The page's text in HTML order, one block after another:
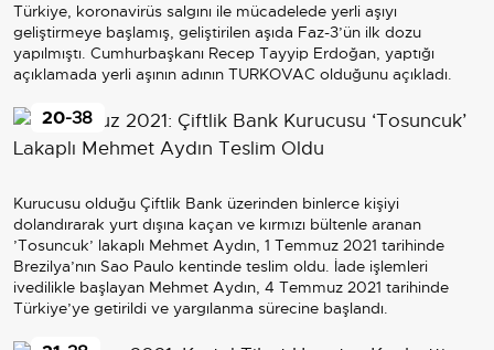
Türkiye, koronavirüs salgını ile mücadelede yerli aşıyı
geliştirmeye başlamış, geliştirilen aşıda Faz-3’ün ilk dozu
yapılmıştı. Cumhurbaşkanı Recep Tayyip Erdoğan, yaptığı
açıklamada yerli aşının adının TURKOVAC olduğunu açıkladı.
Kurucusu olduğu Çiftlik Bank üzerinden binlerce kişiyi
dolandırarak yurt dışına kaçan ve kırmızı bültenle aranan
’Tosuncuk’ lakaplı Mehmet Aydın, 1 Temmuz 2021 tarihinde
Brezilya’nın Sao Paulo kentinde teslim oldu. İade işlemleri
ivedilikle başlayan Mehmet Aydın, 4 Temmuz 2021 tarihinde
Türkiye’ye getirildi ve yargılanma sürecine başlandı.
20-38